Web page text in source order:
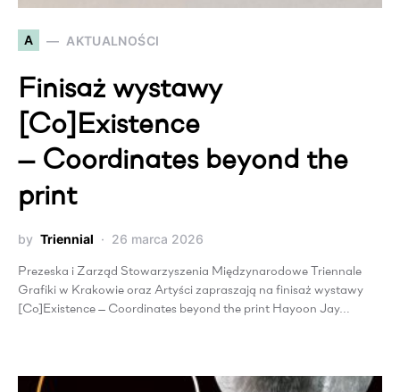
A AKTUALNOŚCI
Finisaż wystawy
[Co]Existence
— Coordinates beyond the
print
by Triennial 26 marca 2026
Prezeska i Zarząd Stowarzyszenia Międzynarodowe Triennale
Grafiki w Krakowie oraz Artyści zapraszają na finisaż wystawy
[Co]Existence — Coordinates beyond the print Hayoon Jay…